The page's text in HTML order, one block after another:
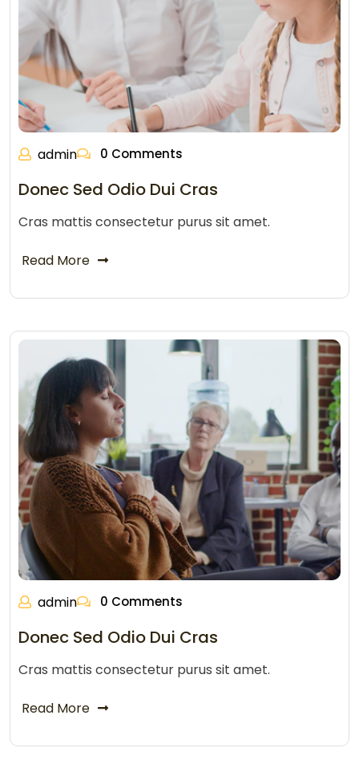
admin 0 Comments
Donec Sed Odio Dui Cras
Cras mattis consectetur purus sit amet.
Read More
admin 0 Comments
Donec Sed Odio Dui Cras
Cras mattis consectetur purus sit amet.
Read More